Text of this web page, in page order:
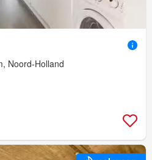
Noord-Holland